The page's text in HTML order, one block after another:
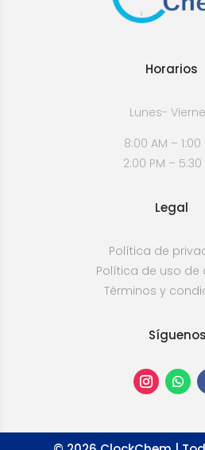
Horarios
Lunes-
8:00 AM – 1:00
2:00 PM – 5:30
Legal
Política de
Política de uso de
Términos y
Síguenos